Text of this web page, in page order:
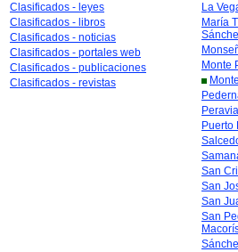
Clasificados - leyes
Clasificados - libros
Clasificados - noticias
Clasificados - portales web
Clasificados - publicaciones
Clasificados - revistas
La
María
Monte
Peravia
Puerto
San
San
San
San